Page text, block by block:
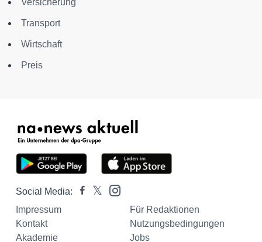
Transport
Wirtschaft
Preis
Social Media:
Impressum
Für Redaktionen
Kontakt
Nutzungsbedingungen
Akademie
Jobs